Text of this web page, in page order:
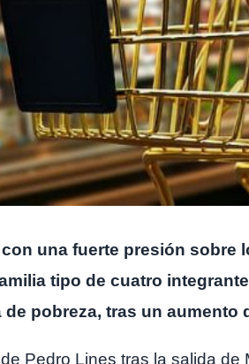
una fuerte presión sobre
tipo de cuatro
pobreza, tras un aumento
Pedro Lines tras la salida